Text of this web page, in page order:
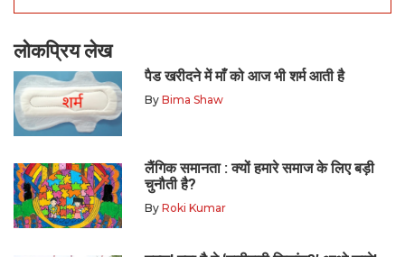
लोकप्रिय लेख
पैड खरीदने में माँ को आज भी शर्म आती है
By Bima Shaw
लैंगिक समानता : क्यों हमारे समाज के लिए बड़ी
चुनौती है?
By Roki Kumar